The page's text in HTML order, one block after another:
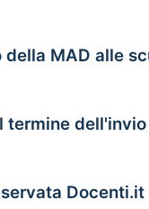
MAD alle
termine dell'invio
Docenti.it